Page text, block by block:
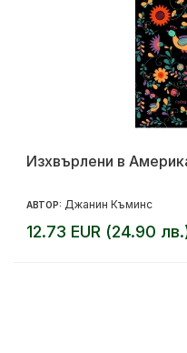
Изхвърлени в
АВТОР: Джанин Къминс
12.73 EUR (24.90